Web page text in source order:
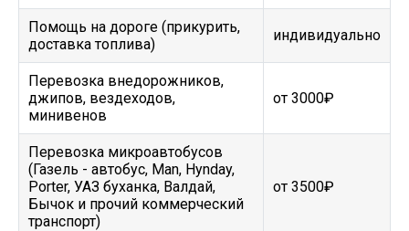
Помощь на дороге (прикурить,
доставка топлива)
индивидуально
Перевозка внедорожников,
джипов, вездеходов,
минивенов
от 3000₽
Перевозка микроавтобусов
(Газель - автобус, Man, Hynday,
Porter, УАЗ буханка, Валдай,
Бычок и прочий коммерческий
транспорт)
от 3500₽